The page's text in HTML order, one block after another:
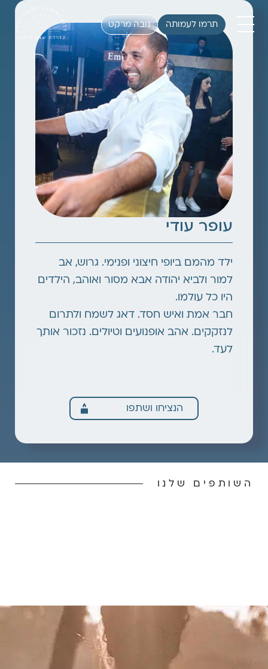
תרמו לעמותה נובה מרקט
עופר עודי
ילד מהמם ביופי חיצוני ופנימי. גרוש, אב
למור ולביא יהודה אבא מסור ואוהב, הילדים
היו כל עולמו.
חבר אמת ואיש חסד. דאג לשמח ולתרום
לנזקקים. אהב אופנועים וטיולים. נזכור אותך
לעד.
הנציחו ושתפו
השותפים שלנו